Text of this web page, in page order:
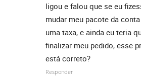
ligou e falou que se eu
mudar meu pacote da
uma taxa, e ainda eu teria
finalizar meu pedido, esse
está correto?
Responder